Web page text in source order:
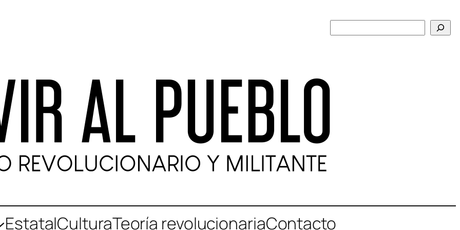
EstatalCulturaTeoría revolucionariaContacto